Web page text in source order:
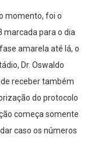
momento, foi o
marcada para o dia
amarela até lá, o
Dr. Oswaldo
receber também
do protocolo
começa somente
caso os números